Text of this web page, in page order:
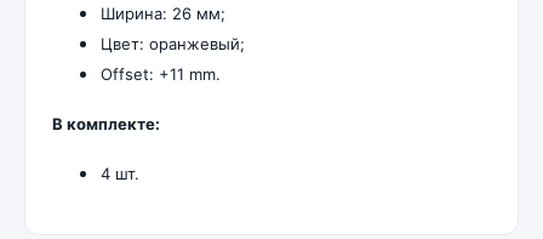
Ширина: 26 мм;
Цвет: оранжевый;
Offset: +11 mm.
В комплекте:
4 шт.